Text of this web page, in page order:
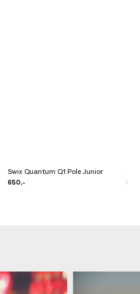
Swix Quantum Q1 Pole Junior
650,-